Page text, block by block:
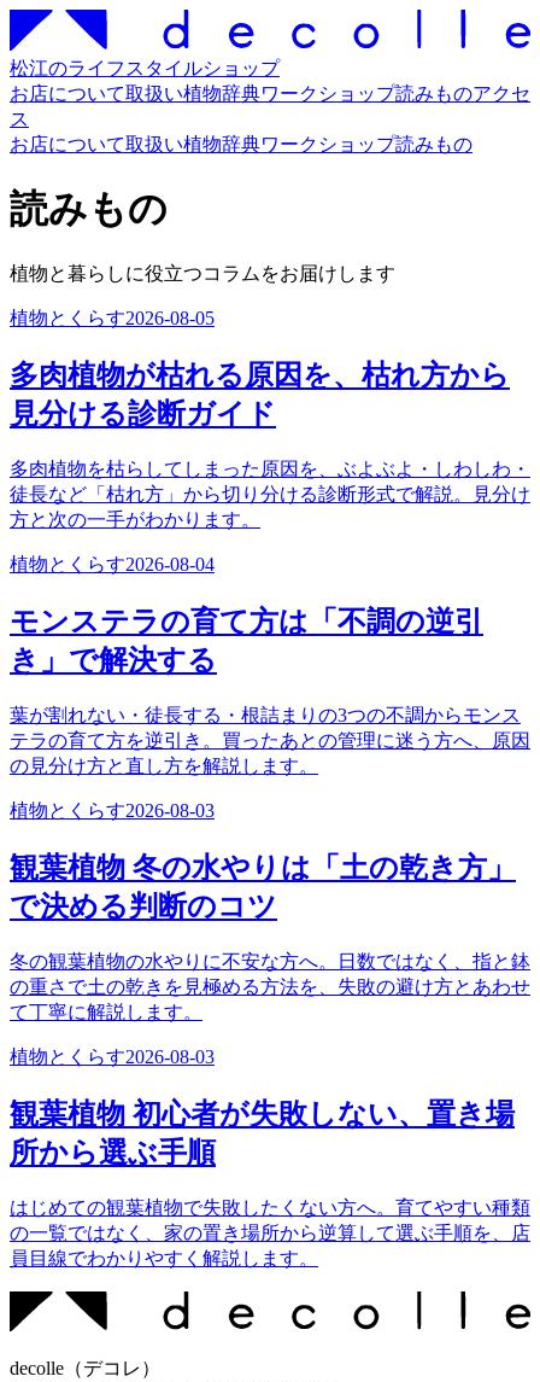
松江のライフスタイルショップ
お店について取扱い植物辞典ワークショップ読みものアクセ
ス
お店について取扱い植物辞典ワークショップ読みもの
読みもの
植物と暮らしに役立つコラムをお届けします
植物とくらす2026-08-05
多肉植物が枯れる原因を、枯れ方から
見分ける診断ガイド
多肉植物を枯らしてしまった原因を、ぶよぶよ・しわしわ・
徒長など「枯れ方」から切り分ける診断形式で解説。見分け
方と次の一手がわかります。
植物とくらす2026-08-04
モンステラの育て方は「不調の逆引
き」で解決する
葉が割れない・徒長する・根詰まりの3つの不調からモンス
テラの育て方を逆引き。買ったあとの管理に迷う方へ、原因
の見分け方と直し方を解説します。
植物とくらす2026-08-03
観葉植物 冬の水やりは「土の乾き方」
で決める判断のコツ
冬の観葉植物の水やりに不安な方へ。日数ではなく、指と鉢
の重さで土の乾きを見極める方法を、失敗の避け方とあわせ
て丁寧に解説します。
植物とくらす2026-08-03
観葉植物 初心者が失敗しない、置き場
所から選ぶ手順
はじめての観葉植物で失敗したくない方へ。育てやすい種類
の一覧ではなく、家の置き場所から逆算して選ぶ手順を、店
員目線でわかりやすく解説します。
decolle （デコレ ）